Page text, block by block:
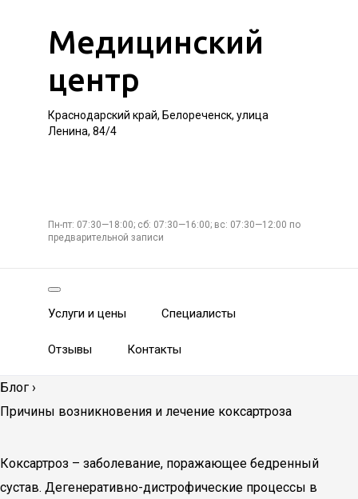
Медицинский
центр
Краснодарский край, Белореченск, улица
Ленина, 84/4
Пн-пт: 07:30—18:00; сб: 07:30—16:00; вс: 07:30—12:00 по
предварительной записи
Услуги и цены Специалисты
Отзывы Контакты
Блог ›
Причины возникновения и лечение коксартроза
Коксартроз – заболевание, поражающее бедренный
сустав. Дегенеративно-дистрофические процессы в